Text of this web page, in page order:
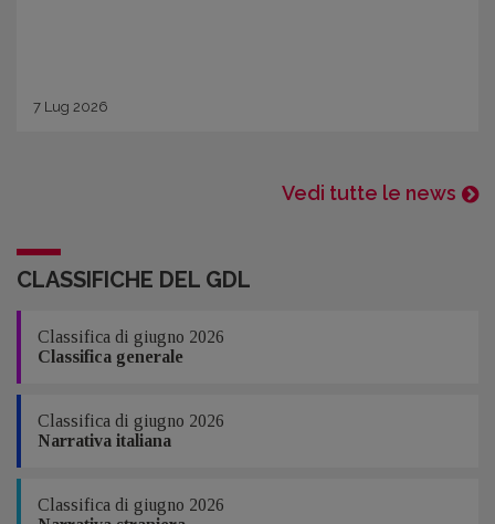
7 Lug 2026
Vedi tutte le news
CLASSIFICHE DEL GDL
Classifica di giugno 2026
Classifica generale
Classifica di giugno 2026
Narrativa italiana
Classifica di giugno 2026